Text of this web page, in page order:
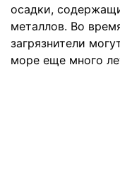
осадки,
металлов. Во
загрязнители
море еще много